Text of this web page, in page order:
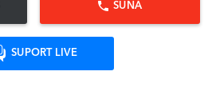
SUNĂ
SUPORT LIVE